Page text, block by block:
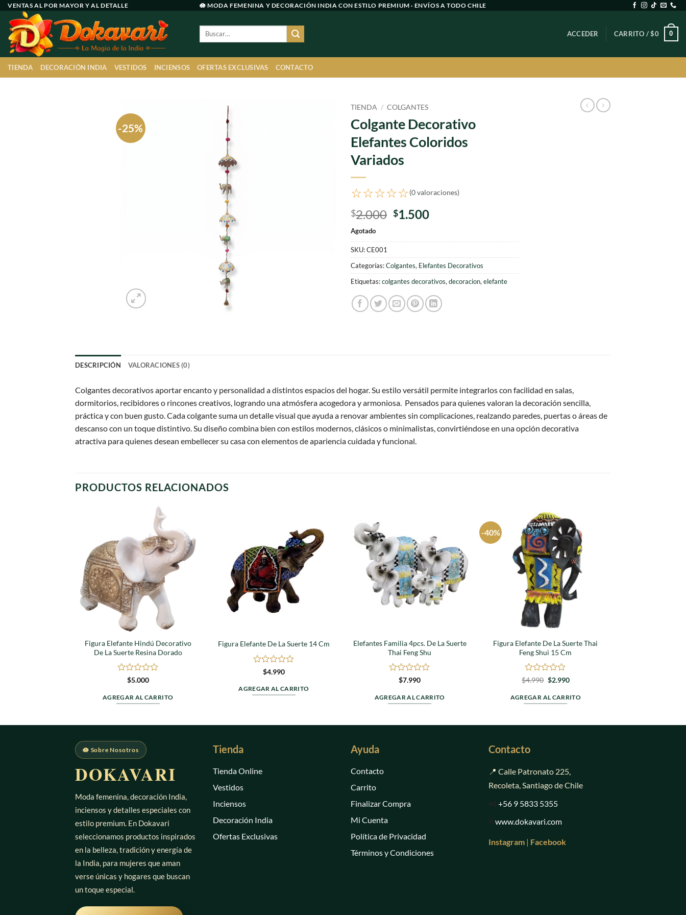
contenido
VENTAS AL POR MAYOR Y AL DETALLE 🪷 MODA FEMENINA Y DECORACIÓN INDIA CON ESTILO PREMIUM · ENVÍOS A TODO CHILE
Buscar
ACCEDER CARRITO /$0 0
TIENDA DECORACIÓN INDIA VESTIDOS INCIENSOS OFERTAS EXCLUSIVAS CONTACTO
-25%
TIENDA / COLGANTES
Colgante Decorativo
Elefantes Coloridos
Variados
☆☆☆☆☆(0 valoraciones)
$2.000 El
original
$2.000.
$1.500El
actual
$1.500.
Agotado
SKU:CE001
Categorías:Colgantes, Elefantes Decorativos
Etiquetas:colgantes decorativos, decoracion, elefante
DESCRIPCIÓN VALORACIONES (0)
Colgantes decorativos aportar encanto y personalidad a distintos espacios del hogar. Su estilo versátil permite integrarlos con facilidad en salas,
dormitorios, recibidores o rincones creativos, logrando una atmósfera acogedora y armoniosa. Pensados para quienes valoran la decoración sencilla,
práctica y con buen gusto. Cada colgante suma un detalle visual que ayuda a renovar ambientes sin complicaciones, realzando paredes, puertas o áreas de
descanso con un toque distintivo. Su diseño combina bien con estilos modernos, clásicos o minimalistas, convirtiéndose en una opción decorativa
atractiva para quienes desean embellecer su casa con elementos de apariencia cuidada y funcional.
PRODUCTOS RELACIONADOS
Agregar
favoritos
Figura Elefante Hindú Decorativo
De La Suerte Resina Dorado
Valorado
0
de
$5.000
AGREGAR AL CARRITO
Agregar
a
favoritos
Figura Elefante De La Suerte 14 Cm
Valorado
0
de
$4.990
AGREGAR AL CARRITO
favoritos
Elefantes Familia 4pcs. De La Suerte
Thai Feng Shu
Valorado
0
de
$7.990
AGREGAR AL CARRITO
-40%
Agregar
favoritos
Figura Elefante De La Suerte Thai
Feng Shui 15 Cm
Valorado
0
de
$4.990 El
original
era:
$2.990El
actual
es:
AGREGAR AL CARRITO
🪷 Sobre Nosotros
DOKAVARI
Moda femenina, decoración India,
inciensos y detalles especiales con
estilo premium. En Dokavari
seleccionamos productos inspirados
en la belleza, tradición y energía de
la India, para mujeres que aman
verse únicas y hogares que buscan
un toque especial.
Tienda
Tienda Online
Vestidos
Inciensos
Decoración India
Ofertas Exclusivas
Ayuda
Contacto
Carrito
Finalizar Compra
Mi Cuenta
Política de Privacidad
Términos y Condiciones
Contacto
📍 Calle Patronato 225,
Recoleta, Santiago de Chile
📲 +56 9 5833 5355
🌐www.dokavari.com
Instagram | Facebook